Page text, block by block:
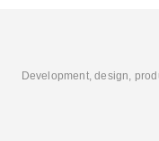
Development, design,